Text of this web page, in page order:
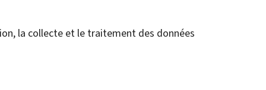
la collecte et le traitement des données